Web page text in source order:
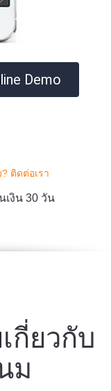
Demo
ติดต่อเรา
งิน 30 วัน
กี่ยวกับ
ม